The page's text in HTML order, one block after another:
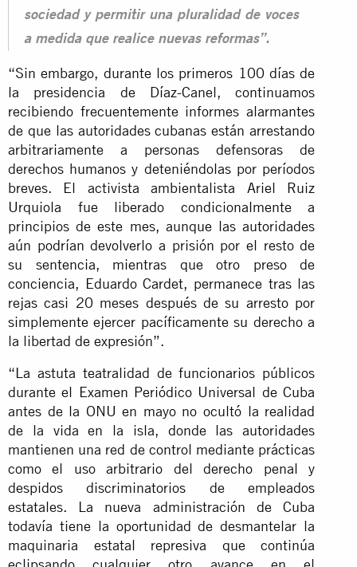
sociedad y permitir una pluralidad de voces
a medida que realice nuevas reformas”.
“Sin embargo, durante los primeros 100 días de
la presidencia de Díaz-Canel, continuamos
recibiendo frecuentemente informes alarmantes
de que las autoridades cubanas están arrestando
arbitrariamente a personas defensoras de
derechos humanos y deteniéndolas por períodos
breves. El activista ambientalista Ariel Ruiz
Urquiola fue liberado condicionalmente a
principios de este mes, aunque las autoridades
aún podrían devolverlo a prisión por el resto de
su sentencia, mientras que otro preso de
conciencia, Eduardo Cardet, permanece tras las
rejas casi 20 meses después de su arresto por
simplemente ejercer pacíficamente su derecho a
la libertad de expresión”.
“La astuta teatralidad de funcionarios públicos
durante el Examen Periódico Universal de Cuba
antes de la ONU en mayo no ocultó la realidad
de la vida en la isla, donde las autoridades
mantienen una red de control mediante prácticas
como el uso arbitrario del derecho penal y
despidos discriminatorios de empleados
estatales. La nueva administración de Cuba
todavía tiene la oportunidad de desmantelar la
maquinaria estatal represiva que continúa